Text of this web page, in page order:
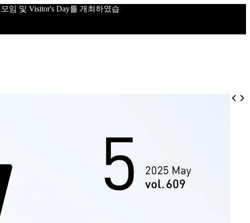
임 및 Visitor's Day를 개최하였습